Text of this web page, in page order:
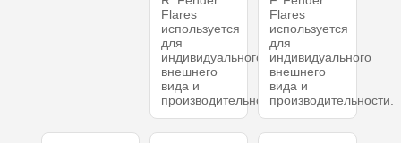
Flares
используется
для
индивидуального
внешнего
вида и
производительности.
Flares
используется
для
индивидуального
внешнего
вида и
производительности.